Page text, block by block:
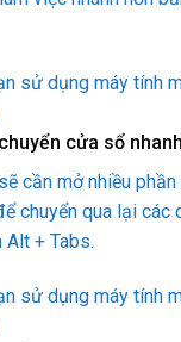
cửa sổ nhanh
cần mở nhiều
chuyển qua lại
+ Tabs.